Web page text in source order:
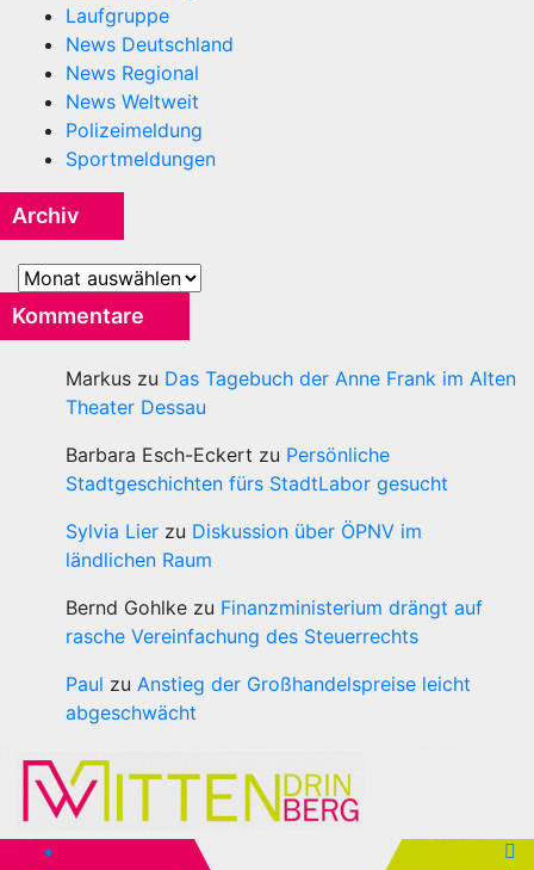
Laufgruppe
News Deutschland
News Regional
News Weltweit
Polizeimeldung
Sportmeldungen
Archiv
Archiv
Kommentare
Markus zu Das Tagebuch der Anne Frank im Alten
Theater Dessau
Barbara Esch-Eckert zu Persönliche
Stadtgeschichten fürs StadtLabor gesucht
Sylvia Lier zu Diskussion über ÖPNV im
ländlichen Raum
Bernd Gohlke zu Finanzministerium drängt auf
rasche Vereinfachung des Steuerrechts
Paul zu Anstieg der Großhandelspreise leicht
abgeschwächt